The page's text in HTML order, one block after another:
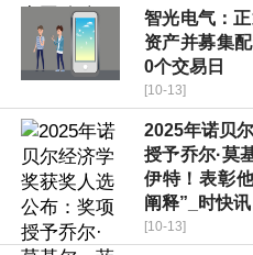
智光电气：
资产并募集
0个交易日
[10-13]
2025年诺贝
授予乔尔·莫
伊特！表彰
阐释”_时快讯
[10-13]